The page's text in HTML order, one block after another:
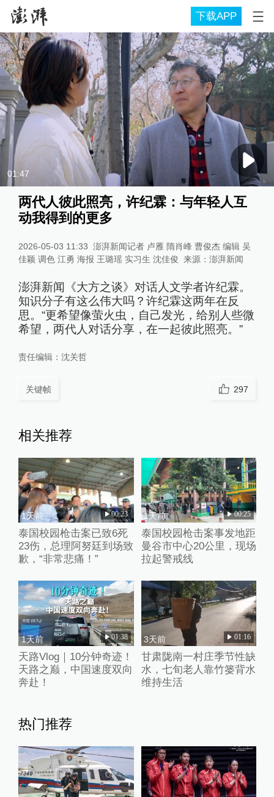
下载APP
01:47
两代人彼此照亮，许纪霖：与年轻人互
动我得到的更多
2026-05-03 11:33 澎湃新闻记者 卢雁 隋肖峰 曹俊杰 编辑 吴
佳颖 调色 江勇 海报 王璐瑶 实习生 沈佳俊 来源： 澎湃新闻
澎湃新闻《大方之谈》对话人文学者许纪霖。
知识分子有这么伟大吗？许纪霖这两年在反
思。“更希望像萤火虫，自己发光，给别人些微
希望，两代人对话分享，在一起彼此照亮。”
责任编辑： 沈关哲
关键帧 297
相关推荐
1天前 00:23
泰国校园枪击案已致6死
23伤，总理阿努廷到场致
歉，“非常悲痛！”
1天前 00:25
泰国校园枪击案事发地距
曼谷市中心20公里，现场
拉起警戒线
1天前 01:38
天路Vlog｜10分钟奇迹！
天路之巅，中国速度双向
奔赴！
3天前 01:16
甘肃陇南一村庄季节性缺
水，七旬老人靠竹篓背水
维持生活
热门推荐